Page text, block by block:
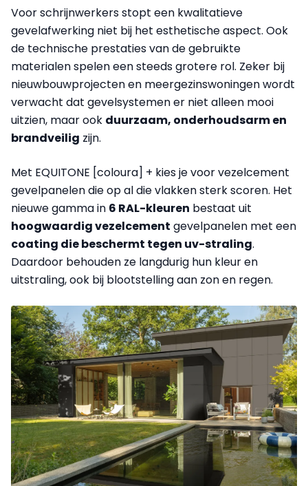
Voor schrijnwerkers stopt een kwalitatieve
gevelafwerking niet bij het esthetische aspect. Ook
de technische prestaties van de gebruikte
materialen spelen een steeds grotere rol. Zeker bij
nieuwbouwprojecten en meergezinswoningen wordt
verwacht dat gevelsystemen er niet alleen mooi
uitzien, maar ook duurzaam, onderhoudsarm en
brandveilig zijn.
Met EQUITONE [coloura] + kies je voor vezelcement
gevelpanelen die op al die vlakken sterk scoren. Het
nieuwe gamma in 6 RAL-kleuren bestaat uit
hoogwaardig vezelcement gevelpanelen met een
coating die beschermt tegen uv-straling.
Daardoor behouden ze langdurig hun kleur en
uitstraling, ook bij blootstelling aan zon en regen.